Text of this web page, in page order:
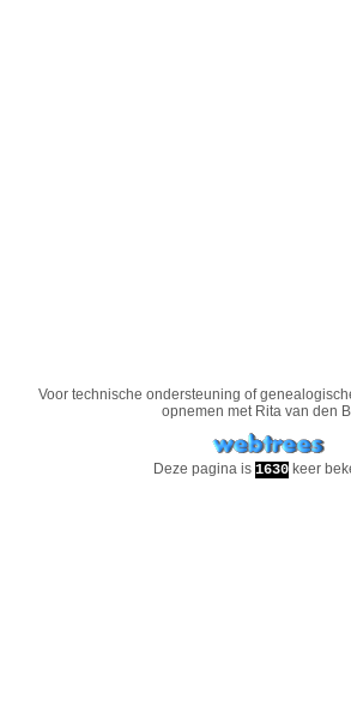
Voor technische ondersteuning of
opnemen met Rita van den
Deze pagina is 1630keer